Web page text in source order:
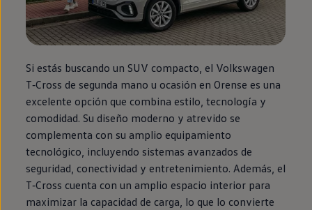
Si estás buscando un SUV compacto, el Volkswagen
T‑Cross de segunda mano u ocasión en Orense es una
excelente opción que combina estilo, tecnología y
comodidad. Su diseño moderno y atrevido se
complementa con su amplio equipamiento
tecnológico, incluyendo sistemas avanzados de
seguridad, conectividad y entretenimiento. Además, el
T‑Cross cuenta con un amplio espacio interior para
maximizar la capacidad de carga, lo que lo convierte